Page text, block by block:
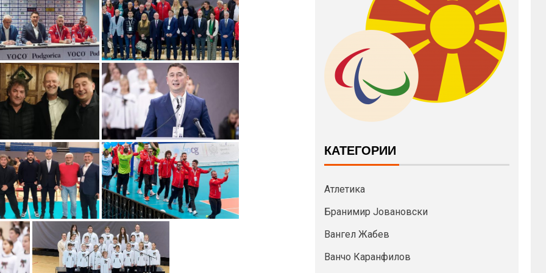
КАТЕГОРИИ
Атлетика
Бранимир Јовановски
Вангел Жабев
Ванчо Каранфилов